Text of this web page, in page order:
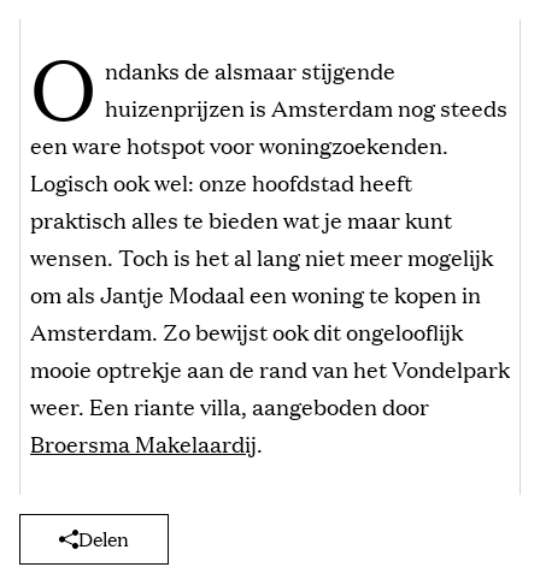
O ndanks de alsmaar stijgende
huizenprijzen is Amsterdam nog steeds
een ware hotspot voor woningzoekenden.
Logisch ook wel: onze hoofdstad heeft
praktisch alles te bieden wat je maar kunt
wensen. Toch is het al lang niet meer mogelijk
om als Jantje Modaal een woning te kopen in
Amsterdam. Zo bewijst ook dit ongelooflijk
mooie optrekje aan de rand van het Vondelpark
weer. Een riante villa, aangeboden door
Broersma Makelaardij.
Delen